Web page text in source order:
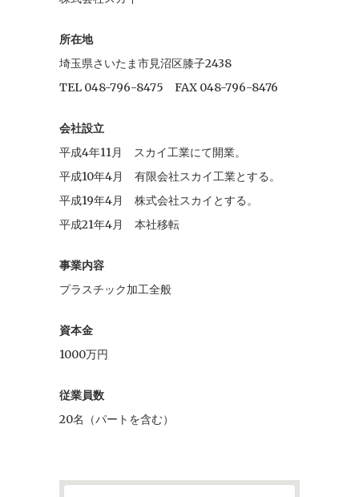
所在地
埼玉県さいたま市見沼区膝子2438
TEL 048-796-8475 FAX 048-796-8476
会社設立
平成4年11月 スカイ工業にて開業。
平成10年4月 有限会社スカイ工業とする。
平成19年4月 株式会社スカイとする。
平成21年4月 本社移転
事業内容
プラスチック加工全般
資本金
1000万円
従業員数
20名（パートを含む）